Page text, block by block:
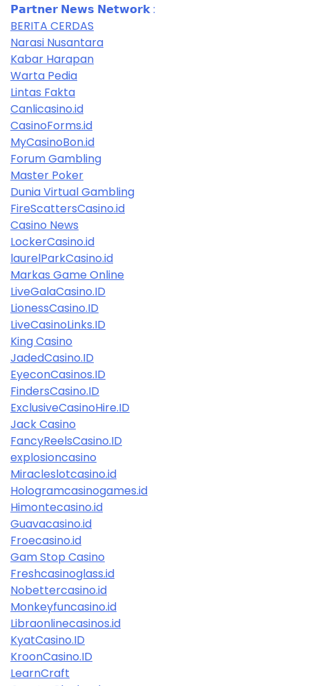
𝗣𝗮𝗿𝘁𝗻𝗲𝗿 𝗡𝗲𝘄𝘀 𝗡𝗲𝘁𝘄𝗼𝗿𝗸 :
BERITA CERDAS
Narasi Nusantara
Kabar Harapan
Warta Pedia
Lintas Fakta
Canlicasino.id
CasinoForms.id
MyCasinoBon.id
Forum Gambling
Master Poker
Dunia Virtual Gambling
FireScattersCasino.id
Casino News
LockerCasino.id
laurelParkCasino.id
Markas Game Online
LiveGalaCasino.ID
LionessCasino.ID
LiveCasinoLinks.ID
King Casino
JadedCasino.ID
EyeconCasinos.ID
FindersCasino.ID
ExclusiveCasinoHire.ID
Jack Casino
FancyReelsCasino.ID
explosioncasino
Miracleslotcasino.id
Hologramcasinogames.id
Himontecasino.id
Guavacasino.id
Froecasino.id
Gam Stop Casino
Freshcasinoglass.id
Nobettercasino.id
Monkeyfuncasino.id
Libraonlinecasinos.id
KyatCasino.ID
KroonCasino.ID
LearnCraft